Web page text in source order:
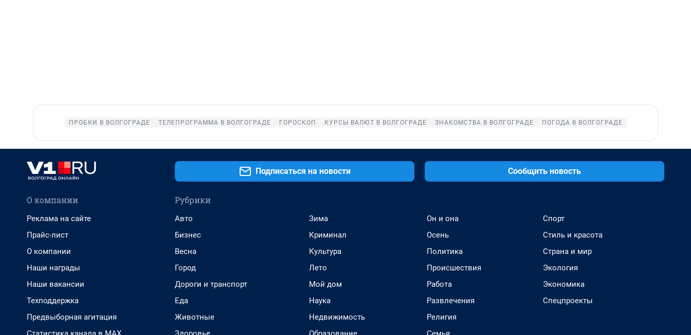
ПРОБКИ В ВОЛГОГРАДЕ ТЕЛЕПРОГРАММА В ВОЛГОГРАДЕ ГОРОСКОП КУРСЫ ВАЛЮТ В ВОЛГОГРАДЕ ЗНАКОМСТВА В ВОЛГОГРАДЕ ПОГОДА В ВОЛГОГРАДЕ
Подписаться на новости Сообщить новость
О компании
Реклама на сайте
Прайс-лист
О компании
Наши награды
Наши вакансии
Техподдержка
Предвыборная агитация
Рубрики
Авто
Бизнес
Весна
Город
Дороги и транспорт
Еда
Животные
Зима
Криминал
Культура
Лето
Мой дом
Наука
Недвижимость
Он и она
Осень
Политика
Происшествия
Работа
Развлечения
Религия
Спорт
Стиль и красота
Страна и мир
Экология
Экономика
Спецпроекты